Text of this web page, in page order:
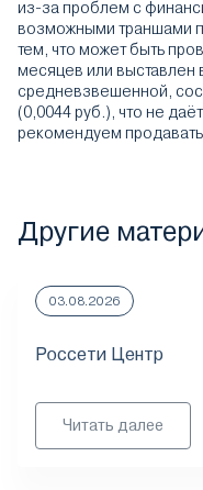
из-за проблем с
возможными траншами
тем, что может быть
месяцев или выставлен
средневзвешенной,
(0,0044 руб.), что не
рекомендуем
Другие
03.08.2026
Россети Центр
Читать далее